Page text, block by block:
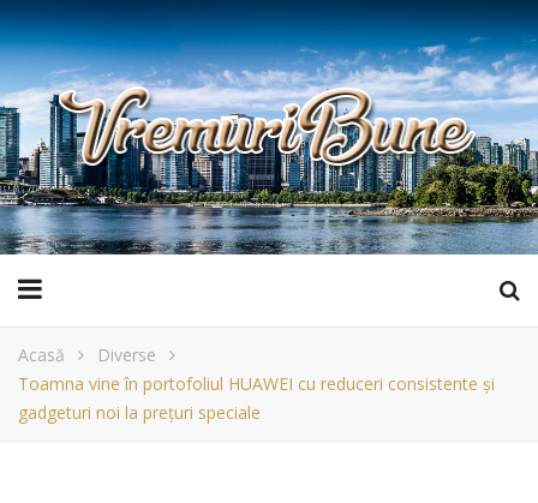
Acasă
Diverse
Toamna vine în portofoliul HUAWEI cu reduceri consistente și
gadgeturi noi la prețuri speciale